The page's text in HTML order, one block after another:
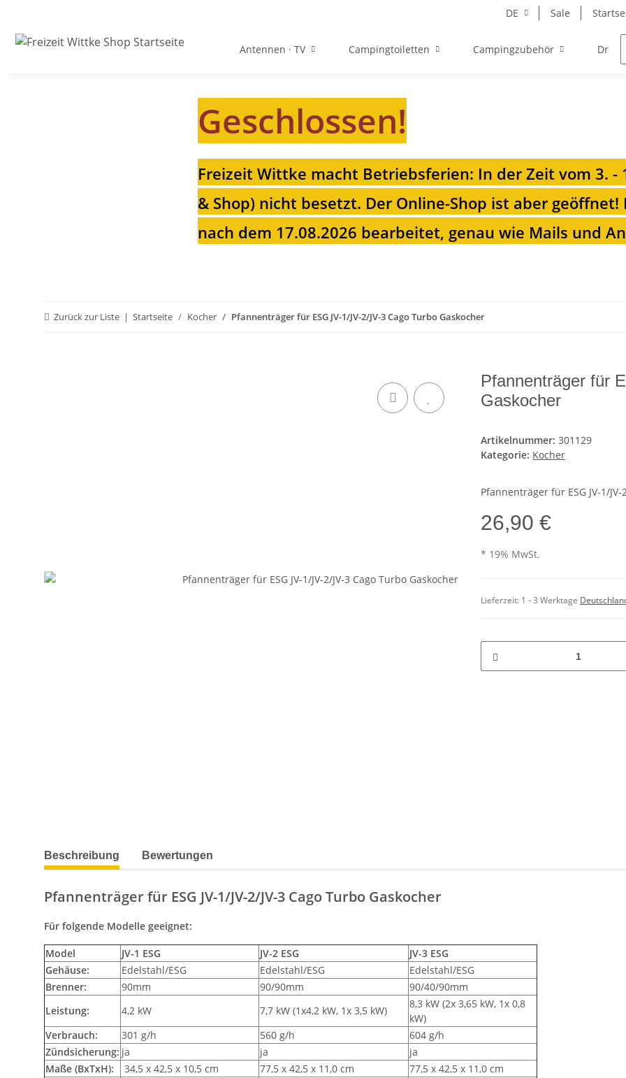
DE Sale
Antennen · TV Campingtoiletten Campingzubehör
Geschlossen!
Freizeit Wittke macht Betriebsferien: In der Zeit vom 3.
& Shop) nicht besetzt. Der Online-Shop ist aber geöffnet!
nach dem 17.08.2026 bearbeitet, genau wie Mails und
Zurück zur Liste Startseite Kocher Pfannenträger für ESG JV-1/JV-2/JV-3 Cago Turbo Gaskocher
Pfannenträger für
Gaskocher
Artikelnummer: 301129
Kategorie: Kocher
Pfannenträger für ESG JV-1/
26,90 €
* 19% MwSt.
Lieferzeit: 1 - 3 Werktage
weitere Registerkarten anzeigen
Beschreibung Bewertungen
Pfannenträger für ESG JV-1/JV-2/JV-3 Cago Turbo Gaskocher
Für folgende Modelle geeignet:
Model JV-1 ESG JV-2 ESG
JV-3 ESG
Gehäuse:
Edelstahl/ESG Edelstahl/ESG
Edelstahl/ESG
Brenner:
90mm 90/90mm
90/40/90mm
Leistung:
4,2 kW 7,7 kW (1x4,2 kW, 1x 3,5 kW)
8,3 kW (2x 3,65 kW, 1x 0,8
kW)
Verbrauch:
301 g/h 560 g/h
604 g/h
Zündsicherung: ja ja
ja
Maße (BxTxH):
34,5 x 42,5 x 10,5 cm 77,5 x 42,5 x 11,0 cm
77,5 x 42,5 x 11,0 cm